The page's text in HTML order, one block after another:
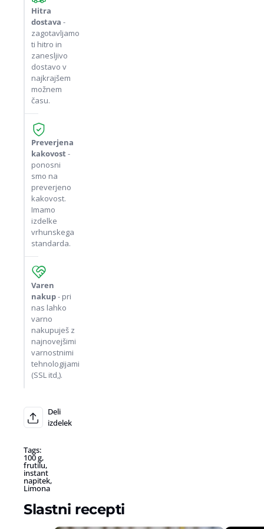
Hitra
dostava -
zagotavljamo
ti hitro in
zanesljivo
dostavo v
najkrajšem
možnem
času.
Preverjena
kakovost-
ponosni
smo na
preverjeno
kakovost.
Imamo
izdelke
vrhunskega
standarda.
Varen
nakup- pri
nas lahko
varno
nakupuješ z
najnovejšimi
varnostnimi
tehnologijami
(SSL itd,).
Deli
izdelek
Tags:
100 g,
frutilu,
instant
napitek,
Limona
Slastni recepti